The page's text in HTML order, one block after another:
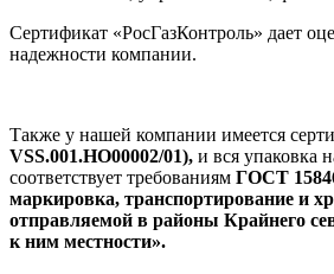
Сертификат «РосГазКонтроль» дает
надежности компании.
Также у нашей компании имеется
VSS.001.HO00002/01), и вся упаковка
соответствует требованиям ГОСТ
маркировка, транспортирование и
отправляемой в районы Крайнего
к ним местности».